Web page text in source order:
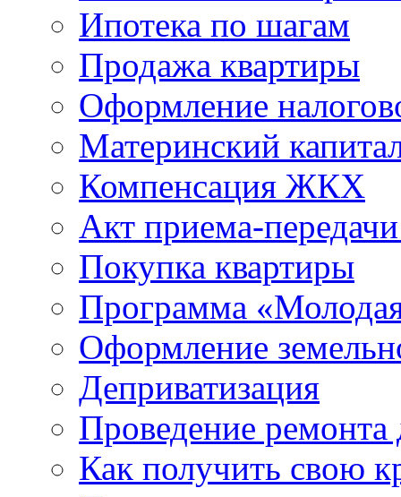
Ипотека по шагам
Продажа квартиры
Оформление
Материнский
Компенсация ЖКХ
Акт приема-
Покупка квартиры
Программа
Оформление
Деприватизация
Проведение
Как получить свою